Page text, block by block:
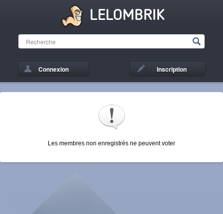
LELOMBRIK
Connexion Inscription
Les membres non enregistrés ne peuvent voter